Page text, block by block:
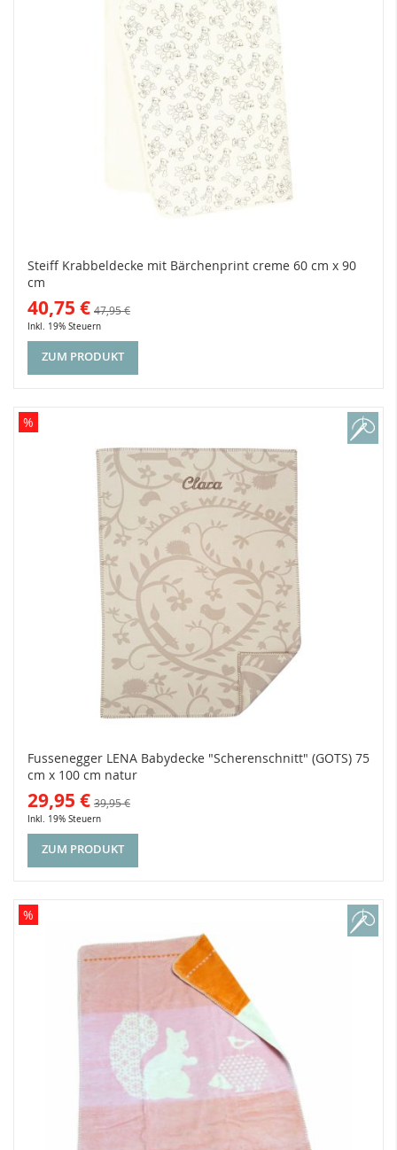
Steiff Krabbeldecke mit Bärchenprint creme 60 cm x 90
cm
40,75 € 47,95 €
Inkl. 19% Steuern
ZUM PRODUKT
Fussenegger LENA Babydecke "Scherenschnitt" (GOTS) 75
cm x 100 cm natur
29,95 € 39,95 €
Inkl. 19% Steuern
%
ZUM PRODUKT
%